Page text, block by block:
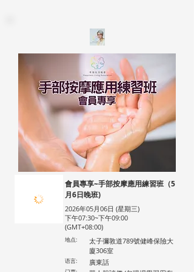
會員專享~手部按摩應用練習班（5
月6日晚班)
2026年05月06日 (星期三)
下午07:30~下午09:00
(GMT+08:00)
地点:
太子彌敦道789號健峰保險大
廈306室
语言: 廣東話